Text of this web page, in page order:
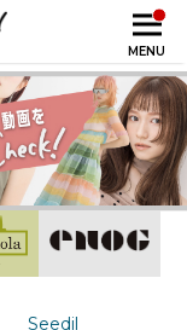
MENU
Seedil